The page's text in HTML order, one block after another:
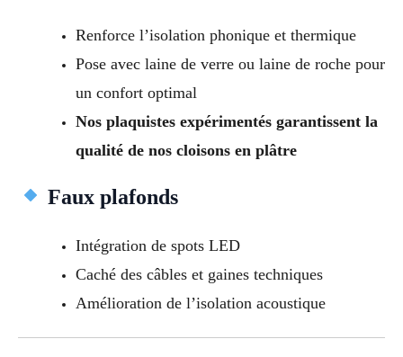
Renforce l’isolation phonique et thermique
Pose avec laine de verre ou laine de roche pour
un confort optimal
Nos plaquistes expérimentés garantissent la
qualité de nos cloisons en plâtre
Faux plafonds
Intégration de spots LED
Caché des câbles et gaines techniques
Amélioration de l’isolation acoustique